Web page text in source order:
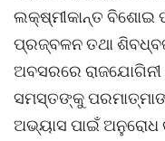
ଲକ୍ଷ୍ମୀକାନ୍ତ ବିଶୋଇ
ପ୍ରଜ୍ବଳନ ତଥା
ଅବସରରେ ରାଜଯୋଗିନୀ
ସମସ୍ତଙ୍କୁ
ଅଭ୍ୟାସ ପାଇଁ ଅନୁରୋଧ